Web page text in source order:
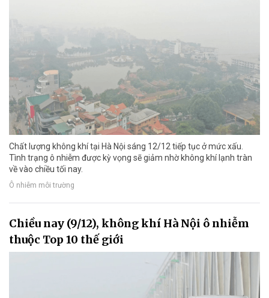
Chất lượng không khí tại Hà Nội sáng 12/12 tiếp tục ở mức xấu.
Tình trạng ô nhiễm được kỳ vọng sẽ giảm nhờ không khí lạnh tràn
về vào chiều tối nay.
Ô nhiễm môi trường
Chiều nay (9/12), không khí Hà Nội ô nhiễm
thuộc Top 10 thế giới